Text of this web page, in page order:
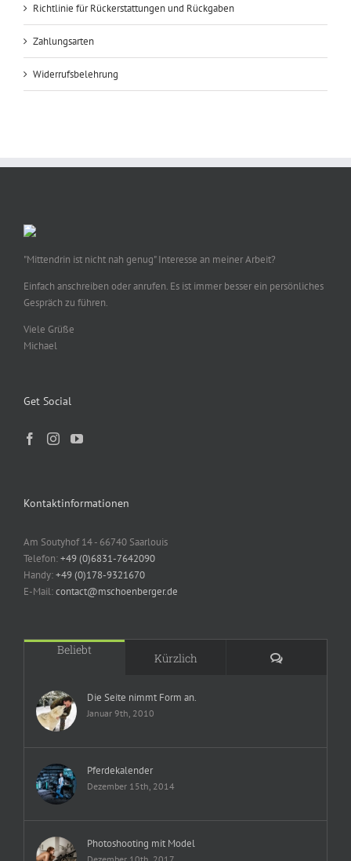
Richtlinie für Rückerstattungen und Rückgaben
Zahlungsarten
Widerrufsbelehrung
"Mittendrin ist nicht nah genug" Interesse an meiner Arbeit?
Einfach anschreiben oder anrufen. Es ist immer besser ein persönliches
Gespräch zu führen.
Viele Grüße
Michael
Get Social
Kontaktinformationen
Am Soutyhof 14 - 66740 Saarlouis
Telefon:+49 (0)6831-7642090
Handy:+49 (0)178-9321670
E-Mail:contact@mschoenberger.de
Beliebt
Kürzlich Kommentare
Die Seite nimmt Form an.
Januar 9th, 2010
Pferdekalender
Dezember 15th, 2014
Photoshooting mit Model